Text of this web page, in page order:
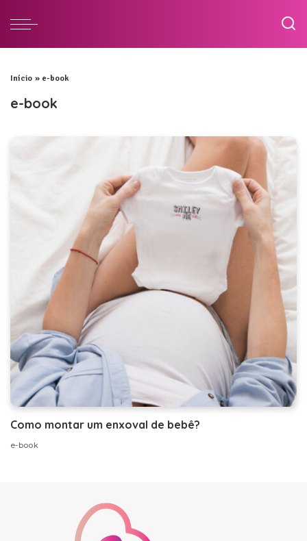
Início » e-book
e-book
Como montar um enxoval de bebê?
e-book